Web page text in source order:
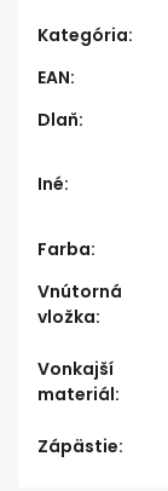
Kategória:
EAN:
Dlaň:
Iné:
Farba:
Vnútorná
vložka:
Vonkajší
materiál:
Zápästie: